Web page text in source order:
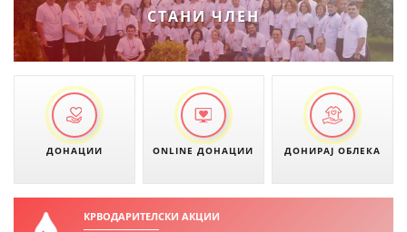
СТАНИ ЧЛЕН
ДОНАЦИИ ONLINE ДОНАЦИИ ДОНИРАЈ ОБЛЕКА
КРВОДАРИТЕЛСКИ АКЦИИ